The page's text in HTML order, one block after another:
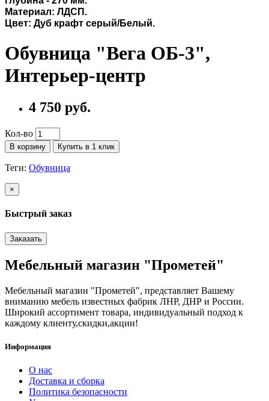
Материал: ЛДСП.
Цвет: Дуб крафт серый/Белый.
Обувница "Вега ОБ-3",
Интерьер-центр
4 750 руб.
Кол-во
В корзину Купить в 1 клик
Теги: Обувница
×
Быстрый заказ
Заказать
Мебельный магазин "Прометей"
Мебельный магазин "Прометей", представляет Вашему
вниманию мебель известных фабрик ЛНР, ДНР и России.
Широкий ассортимент товара, индивидуальный подход к
каждому клиенту,скидки,акции!
Информация
О нас
Доставка и сборка
Политика безопасности